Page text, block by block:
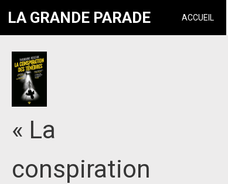
LA GRANDE PARADE ACCUEIL
« La
conspiration